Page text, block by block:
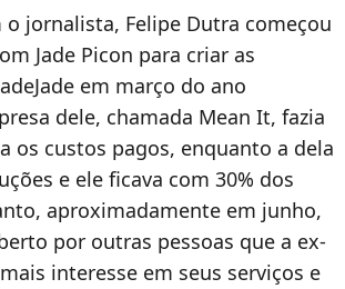
o jornalista, Felipe Dutra começou
Jade Picon para criar as
em março do ano
dele, chamada Mean It, fazia
os custos pagos, enquanto a dela
e ele ficava com 30% dos
aproximadamente em junho,
por outras pessoas que a ex-
interesse em seus serviços e